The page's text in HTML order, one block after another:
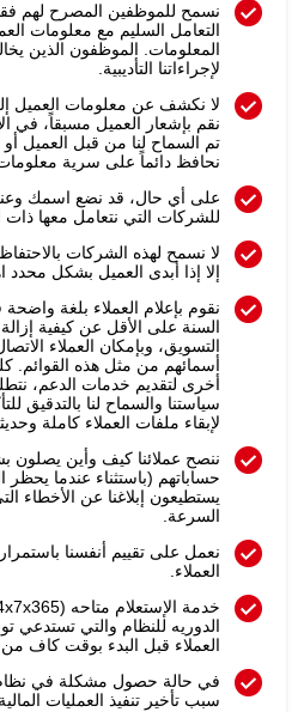
نسمح للموظفين المصرح لهم
التعامل السليم مع معلومات
المعلومات. الموظفون الذين
لإجراءاتنا التأديبية.
لا نكشف عن معلومات العميل
نقم بإشعار العميل مسبقاً، في
تم السماح لنا من قبل العميل
نحافظ دائماً على سرية معلومات
على أي حال، قد نضع اسمك
للشركات التي نتعامل معها ذات
لا نسمح لهذه الشركات
إلا إذا أبدى العميل بشكل محدد
نقوم بإعلام العملاء بلغة
السنة على الأقل عن كيفية
التسويق، وبإمكان العملاء
أسمائهم من مثل هذه القوائم.
أخرى لتقديم خدمات الدعم،
سياستنا والسماح لنا بالتدقيق
لإبقاء ملفات العملاء كاملة
ننصح عملائنا كيف وأين يصلون
حساباتهم (باستثناء عندما
يستطيعون إبلاغنا عن الأخطاء
السرعة.
نعمل على تقييم أنفسنا
العملاء.
الدوريه للنظام والتي تستدعي
العملاء قبل البدء بوقت كاف من
في حالة حصول مشكلة في نظام
سبب تأخير تنفيذ العمليات